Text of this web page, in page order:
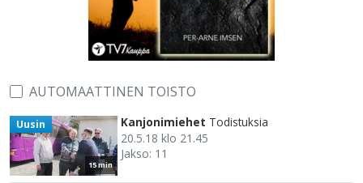
AUTOMAATTINEN TOISTO
15 min
Uusin Kanjonimiehet Todistuksia
20.5.18 klo 21.45
Jakso: 11